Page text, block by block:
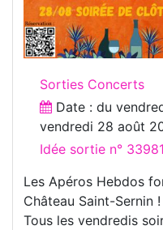
Sorties Concerts
Date : du
vendredi 28 août
Idée sortie n°
Les Apéros Hebdos
Château Saint-Sernin !
Tous les vendredis